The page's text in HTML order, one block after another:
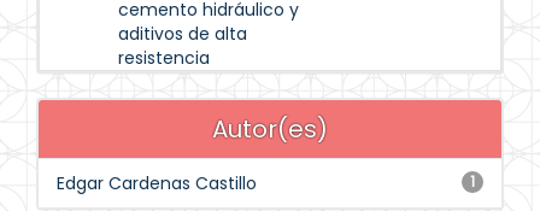
cemento hidráulico y
aditivos de alta
resistencia
Autor(es)
1
Edgar Cardenas Castillo